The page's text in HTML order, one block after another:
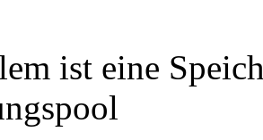
ist eine